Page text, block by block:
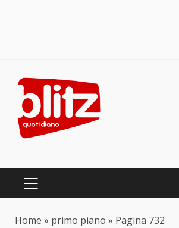
content
PRIMARY
Home » primo piano » Pagina 732